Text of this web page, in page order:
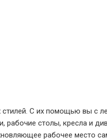
стилей. С их помощью вы
рабочие столы, кресла и
рабочее место